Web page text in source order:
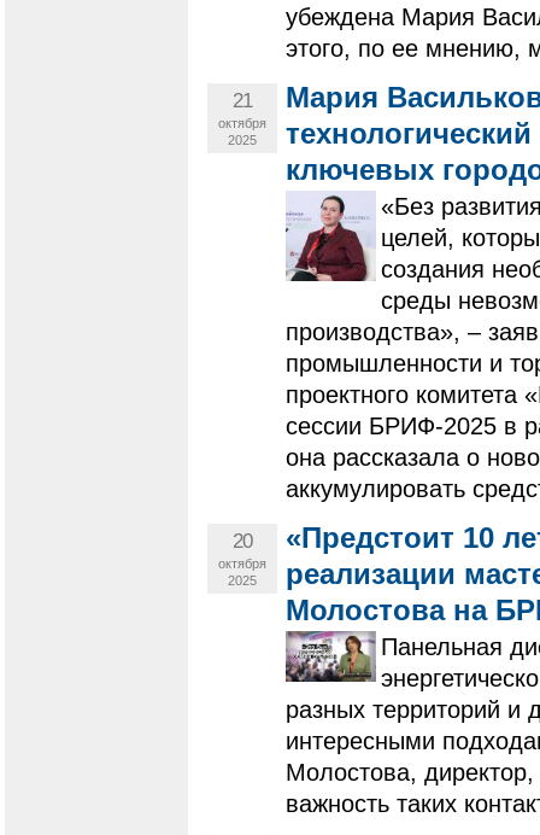
убеждена Мария
этого, по ее мнению,
21
октября
2025
Мария
ключевых
«Без
целей,
создания
среды
производства», –
промышленности и
проектного
сессии БРИФ-2025 в
она рассказала о
аккумулировать
20
октября
2025
«Предстоит 10
реализации
Молостова на
Панельная
разных территорий и
интересными
Молостова,
важность таких